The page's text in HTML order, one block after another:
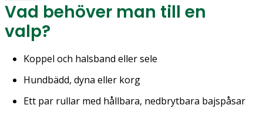
Vad behöver man till en
valp?
Koppel och halsband eller sele
Hundbädd, dyna eller korg
Ett par rullar med hållbara, nedbrytbara bajspåsar